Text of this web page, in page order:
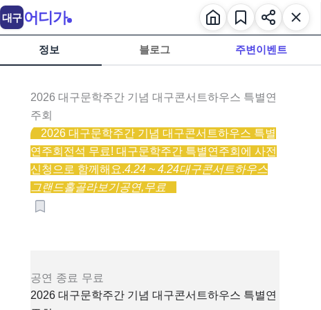
정보 블로그 주변이벤트
2026 대구문학주간 기념 대구콘서트하우스 특별연
주회
2026 대구문학주간 기념 대구콘서트하우스 특별
연주회 전석 무료! 대구문학주간 특별연주회에 사전
신청으로 함께해요.4.24 ~ 4.24대구콘서트하우스
그랜드홀골라보기공연,무료
공연 종료 무료
2026 대구문학주간 기념 대구콘서트하우스 특별연
대구 어디가